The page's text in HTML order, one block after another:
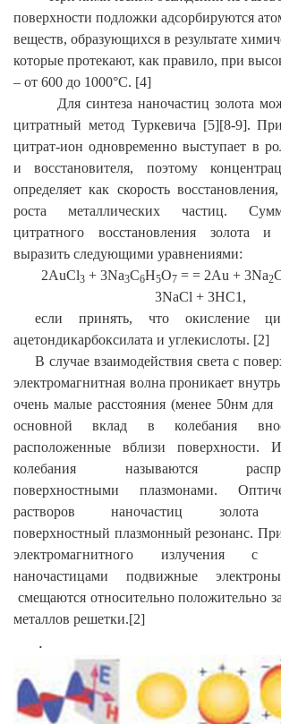
поверхности подложки адсорбируются
веществ, образующихся в результате
которые протекают, как правило, при
– от 600 до 1000°С. [4]
Для синтеза наночастиц золота
цитратный метод Туркевича [5][8-9]. При
цитрат-ион одновременно выступает в
и восстановителя, поэтому
определяет как скорость
роста металлических частиц.
цитратного восстановления золота
выразить следующими уравнениями:
2АuСl3 + 3Na3C6H5O7 = = 2Au + 3Na2
3NaCl + 3HC1,
если принять, что окисление
ацетондикарбоксилата и углекислоты. [2]
В случае взаимодействия света с
электромагнитная волна проникает
очень малые расстояния (менее 50нм для
основной вклад в колебания
расположенные вблизи поверхности.
колебания называются
поверхностными плазмонами.
растворов наночастиц золота
поверхностный плазмонный резонанс.
электромагнитного излучения с
наночастицами подвижные
смещаются относительно положительно
металлов решетки.[2]
.